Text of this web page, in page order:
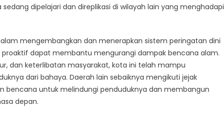
dipelajari dan direplikasi di wilayah lain yang menghadapi
mengembangkan dan menerapkan sistem peringatan dini
dapat membantu mengurangi dampak bencana alam.
dan keterlibatan masyarakat, kota ini telah mampu
dari bahaya. Daerah lain sebaiknya mengikuti jejak
bencana untuk melindungi penduduknya dan membangun
depan.